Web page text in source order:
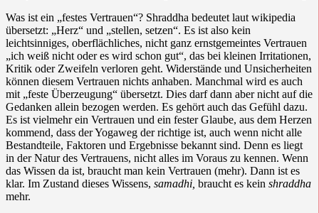
Was ist ein „festes Vertrauen“? Shraddha bedeutet laut wikipedia
übersetzt: „Herz“ und „stellen, setzen“. Es ist also kein
leichtsinniges, oberflächliches, nicht ganz ernstgemeintes Vertrauen
„ich weiß nicht oder es wird schon gut“, das bei kleinen Irritationen,
Kritik oder Zweifeln verloren geht. Widerstände und Unsicherheiten
können diesem Vertrauen nichts anhaben. Manchmal wird es auch
mit „feste Überzeugung“ übersetzt. Dies darf dann aber nicht auf die
Gedanken allein bezogen werden. Es gehört auch das Gefühl dazu.
Es ist vielmehr ein Vertrauen und ein fester Glaube, aus dem Herzen
kommend, dass der Yogaweg der richtige ist, auch wenn nicht alle
Bestandteile, Faktoren und Ergebnisse bekannt sind. Denn es liegt
in der Natur des Vertrauens, nicht alles im Voraus zu kennen. Wenn
das Wissen da ist, braucht man kein Vertrauen (mehr). Dann ist es
klar. Im Zustand dieses Wissens, samadhi, braucht es kein shraddha
mehr.